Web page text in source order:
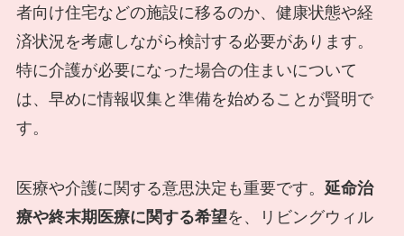
者向け住宅などの施設に移るのか、健康状態や経
済状況を考慮しながら検討する必要があります。
特に介護が必要になった場合の住まいについて
は、早めに情報収集と準備を始めることが賢明で
す。
医療や介護に関する意思決定も重要です。 延命治
療や終末期医療に関する希望を、リビングウィル